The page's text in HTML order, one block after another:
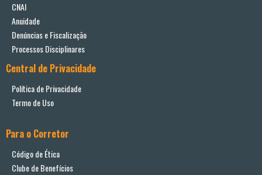
CNAI
Anuidade
Denúncias e Fiscalização
Processos Disciplinares
Central de Privacidade
Política de Privacidade
Termo de Uso
Para o Corretor
Código de Ética
Clube de Benefícios